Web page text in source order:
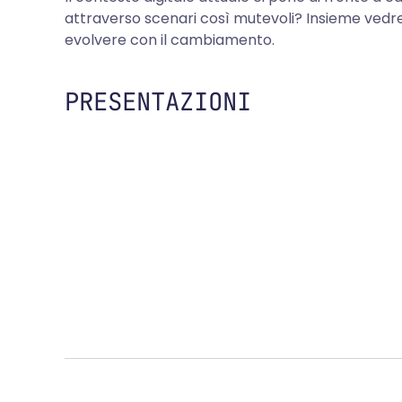
attraverso scenari così mutevoli? Insieme
evolvere con il cambiamento.
PRESENTAZIONI